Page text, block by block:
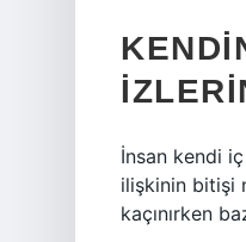
İnsan kendi iç
ilişkinin bitişi
kaçınırken